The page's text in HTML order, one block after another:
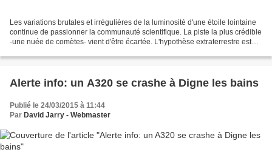
Les variations brutales et irrégulières de la luminosité d'une étoile lointaine
continue de passionner la communauté scientifique. La piste la plus crédible
-une nuée de comètes- vient d'être écartée. L'hypothèse extraterrestre est
Alerte info: un A320 se crashe à Digne les bains
Publié le 24/03/2015 à 11:44
Par David Jarry - Webmaster